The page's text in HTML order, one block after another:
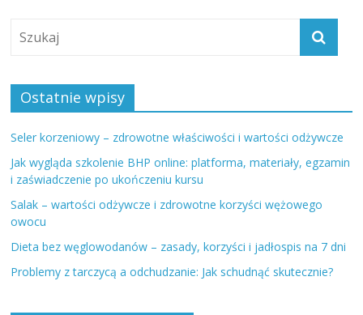
Ostatnie wpisy
Seler korzeniowy – zdrowotne właściwości i wartości odżywcze
Jak wygląda szkolenie BHP online: platforma, materiały, egzamin
i zaświadczenie po ukończeniu kursu
Salak – wartości odżywcze i zdrowotne korzyści wężowego
owocu
Dieta bez węglowodanów – zasady, korzyści i jadłospis na 7 dni
Problemy z tarczycą a odchudzanie: Jak schudnąć skutecznie?